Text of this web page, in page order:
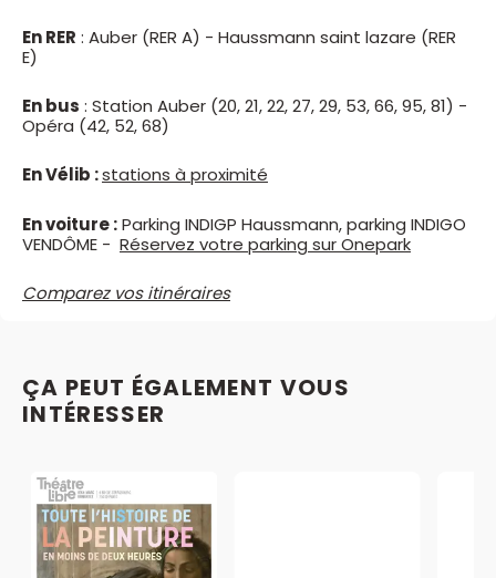
En RER : Auber (RER A) - Haussmann saint lazare (RER
E)
En bus : Station Auber (20, 21, 22, 27, 29, 53, 66, 95, 81) -
Opéra (42, 52, 68)
En Vélib :stations à proximité
En voiture :Parking INDIGP Haussmann, parking INDIGO
VENDÔME - Réservez votre parking sur Onepark
Comparez vos itinéraires
ÇA PEUT ÉGALEMENT VOUS
INTÉRESSER